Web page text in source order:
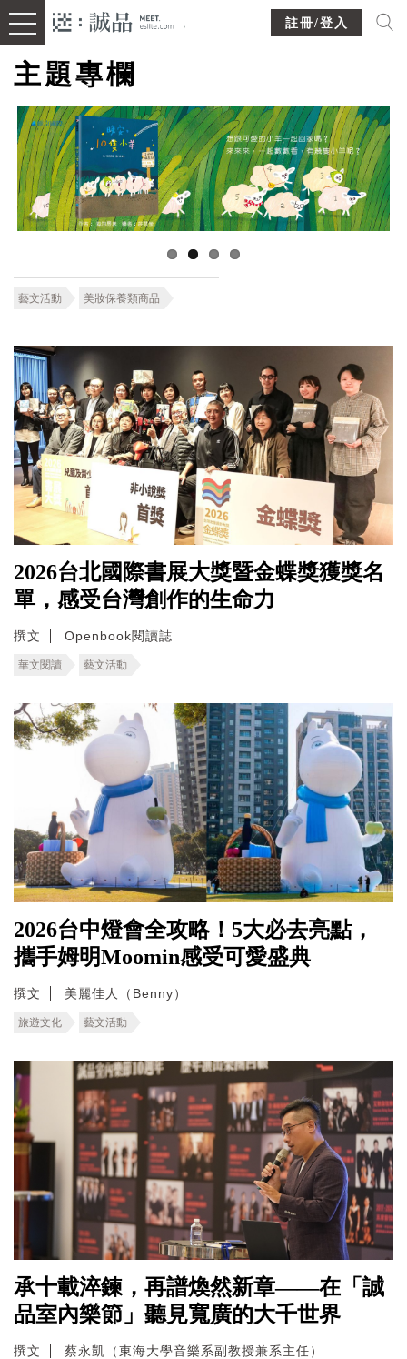
註冊/登入
主題專欄
藝文活動 美妝保養類商品
2026台北國際書展大獎暨金蝶獎獲獎名
單，感受台灣創作的生命力
撰文 Openbook閱讀誌
華文閱讀 藝文活動
2026台中燈會全攻略！5大必去亮點，
攜手姆明Moomin感受可愛盛典
撰文 美麗佳人（Benny）
旅遊文化 藝文活動
承十載淬鍊，再譜煥然新章——在「誠
品室內樂節」聽見寬廣的大千世界
撰文 蔡永凱（東海大學音樂系副教授兼系主任）